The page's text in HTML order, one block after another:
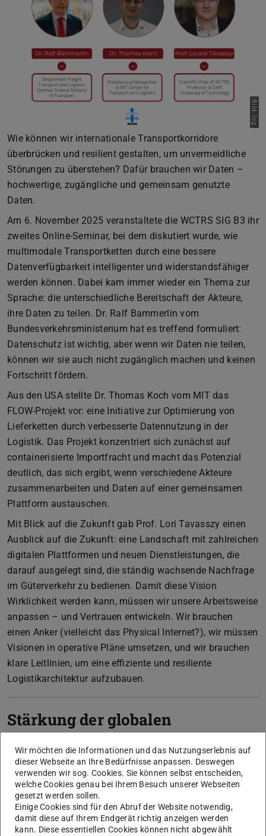
Bild: log
Wie können wir internationale Transportkorridore
überbrücken und resilient gestalten, um unvermeidliche
Störungen zu überstehen? Dafür brauchen wir Daten –
hochwertige, zugängliche und gemeinsam genutzte
Daten.
Am 6. November 2025 veranstaltete die WCTRS SIG B3 ihr
zweites Online-Seminar, bei dem diskutiert wurde, wie
multimodale Transportketten durch eine bessere
Datenverfügbarkeit intelligenter und widerstandsfähiger
werden können. Dabei kam immer wieder ein Thema zur
Sprache: die unterschiedliche Bereitschaft der Akteure,
ihre Daten zu teilen. Dr. Ralf Bammerlin vom
Bundesverkehrsministerium hat es treffend formuliert:
Datenschutz ist wichtig, aber wenn wir Daten nie teilen,
können wir sie auch nicht zugänglich machen und keinen
Fortschritt fördern.
Aus den USA stellte Dr. Thomas Koch vom MIT das
FLOW-Projekt vor: eine Initiative zur Optimierung von
Lieferketten durch verbesserte Datennutzung in der
Logistik. Das Projekt konzentriert sich zunächst auf
containerisierte Importfracht und macht das Potenzial
deutlich, das sich ergibt, wenn verschiedene Akteure
zusammenarbeiten und Daten auf einer gemeinsamen
Plattform austauschen.
Mit Blick auf die Zukunft gab Prof. Lori Tavasszy einen
Ausblick auf die Zukunft: eine Landschaft mit zahlreichen
digitalen Plattformen und neuen Dienstleistungen, die
darauf ausgelegt sind, die ständig wachsende Nachfrage
im Güterverkehr zu bedienen. Damit diese Vision
Wirklichkeit werden kann, müssen wir unsere Arbeitsweise
anpassen – und Vertrauen entwickeln. Wir brauchen
einen Anker (vielleicht das Physical Internet?), wir müssen
Visionen in operative Pläne umsetzen, und wir brauchen
klare Leitlinien, um eine effiziente und resiliente
Logistikarchitektur aufzubauen.
Stärkung der globalen
Logistik: SIG B3 Online-
Seminar im November 2024
Innovationen und Resilienz
im Fokus: SIG B3 beim
Wir möchten die Informationen und das Nutzungserlebnis auf
dieser Webseite an Ihre Bedürfnisse anpassen. Deswegen
verwenden wir sog. Cookies. Sie können selbst entscheiden,
welche Cookies genau bei Ihrem Besuch unserer Webseiten
gesetzt werden sollen.
Einige Cookies sind für den Abruf der Website notwendig,
damit diese auf Ihrem Endgerät richtig anzeigen werden
kann. Diese essentiellen Cookies können nicht abgewählt